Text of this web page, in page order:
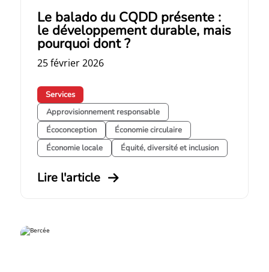
Le balado du CQDD présente :
le développement durable, mais
pourquoi dont ?
25 février 2026
Services
Approvisionnement responsable
Écoconception
Économie circulaire
Économie locale
Équité, diversité et inclusion
Lire l'article